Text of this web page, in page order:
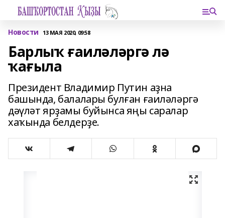
Новости 13 МАЯ 2020, 09:58
Барлыҡ ғаиләләргә лә
ҡағыла
Президент Владимир Путин аҙна
башында, балалары булған ғаиләләргә
дәүләт ярҙамы буйынса яңы саралар
хаҡында белдерҙе.